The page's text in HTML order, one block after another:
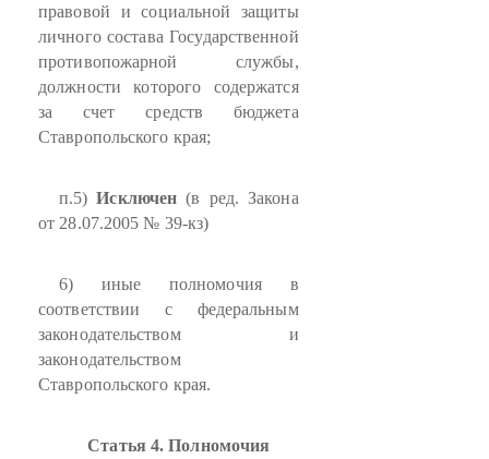
правовой и социальной защиты
личного состава Государственной
противопожарной службы,
должности которого содержатся
за счет средств бюджета
Ставропольского края;
п.5)Исключен (в ред. Закона
от 28.07.2005 № 39-кз)
6) иные полномочия в
соответствии с федеральным
законодательством и
законодательством
Ставропольского края.
Статья 4. Полномочия